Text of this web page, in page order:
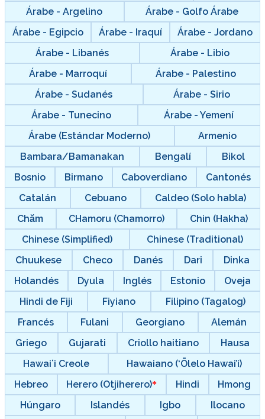
Árabe - Argelino
Árabe - Golfo Árabe
Árabe - Egipcio
Árabe - Iraquí
Árabe - Jordano
Árabe - Libanés
Árabe - Libio
Árabe - Marroquí
Árabe - Palestino
Árabe - Sudanés
Árabe - Sirio
Árabe - Tunecino
Árabe - Yemení
Árabe (Estándar Moderno)
Armenio
Bambara/Bamanakan
Bengalí
Bikol
Bosnio
Birmano Caboverdiano
Cantonés
Catalán
Cebuano
Caldeo (Solo habla)
Chăm
CHamoru (Chamorro)
Chin (Hakha)
Chinese (Simplified)
Chinese (Traditional)
Chuukese
Checo Danés Dari
Dinka
Holandés
Dyula Inglés Estonio
Oveja
Hindi de Fiji
Fiyiano
Filipino (Tagalog)
Francés
Fulani Georgiano
Alemán
Griego
Gujarati Criollo haitiano
Hausa
Hawaiʻi Creole
Hawaiano (‘Ōlelo Hawai’i)
Hebreo
Herero (Otjiherero) Hindi
Hmong
Húngaro
Islandés Igbo
Ilocano